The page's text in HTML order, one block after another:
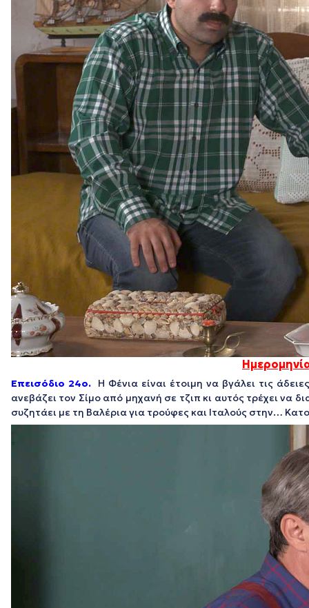
Επεισόδιο 24ο. Η Φένια είναι έτοιμη να βγάλει τις
ανεβάζει τον Σίμο από μηχανή σε τζιπ κι αυτός τρέχει να
συζητάει με τη Βαλέρια για τρούφες και Ιταλούς στην…